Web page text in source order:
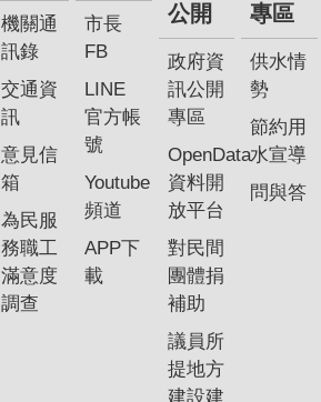
機關通
訊錄
交通資
訊
意見信
箱
為民服
務職工
滿意度
調查
市長
FB
LINE
官方帳
號
Youtube
頻道
APP下
載
公開
政府資
訊公開
專區
OpenData
資料開
放平台
對民間
團體捐
補助
議員所
提地方
建設建
專區
供水情
勢
節約用
水宣導
問與答